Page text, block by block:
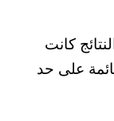
كانت
على حد